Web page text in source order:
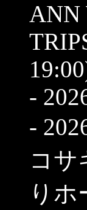
ANN
-
-
コサ
りホ